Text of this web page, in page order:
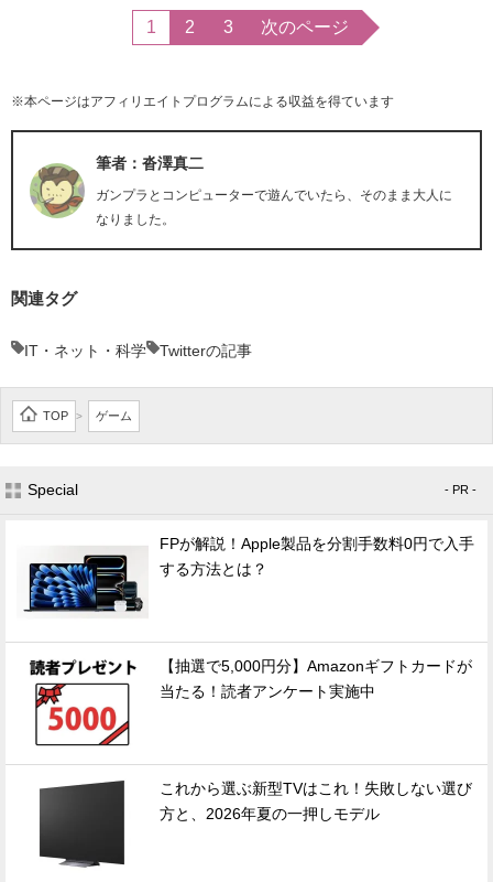
1 2 3 次のページ
※本ページはアフィリエイトプログラムによる収益を得ています
筆者：沓澤真二
ガンプラとコンピューターで遊んでいたら、そのまま大人に
なりました。
関連タグ
IT・ネット・科学 Twitterの記事
TOP > ゲーム
Special - PR -
FPが解説！Apple製品を分割手数料0円で入手
する方法とは？
【抽選で5,000円分】Amazonギフトカードが
当たる！読者アンケート実施中
これから選ぶ新型TVはこれ！失敗しない選び
方と、2026年夏の一押しモデル